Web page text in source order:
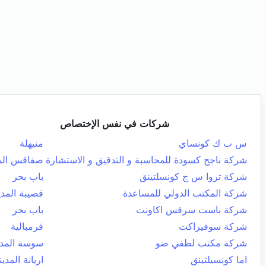
شركات في نفس الإختصاص
س ب ك كونساي
منيهلة
شركة ناجح كسودة للمحاسبة و التدقيق و الاستشارة صفاقس
شركة تروا س ج كونسلتينق
باب بحر
شركة المكتب الدولي للمساعدة
قصيبة
شركة باست سرفس اكاونت
باب بحر
شركة سوفيراكت
قرمبالية
شركة مكتب لطفي ضو
سوسة
اما كونسيلتينق
اريانة